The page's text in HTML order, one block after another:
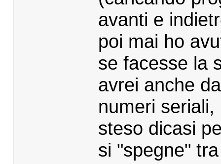
avanti e
poi mai ho
se facesse la
avrei anche
numeri
steso dicasi
si "spegne"